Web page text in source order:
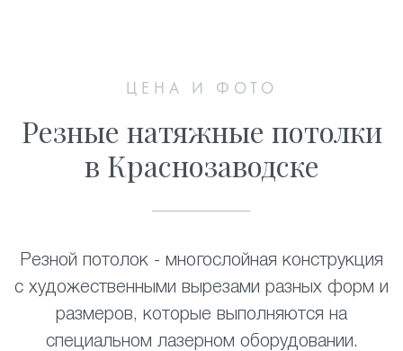
ЦЕНА И ФОТО
Резные натяжные потолки
в Краснозаводске
Резной потолок - многослойная конструкция
с художественными вырезами разных форм и
размеров, которые выполняются на
специальном лазерном оборудовании.